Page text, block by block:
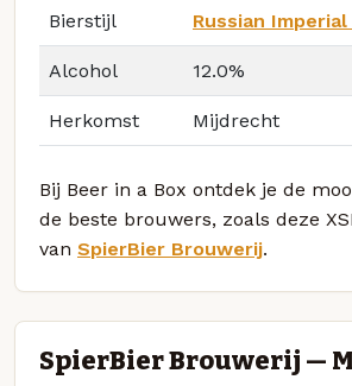
Bierstijl Russian
Alcohol 12.0%
Herkomst Mijdrecht
Bij Beer in a Box ontdek je de
de beste brouwers, zoals deze
van SpierBier Brouwerij.
SpierBier Brouwerij —